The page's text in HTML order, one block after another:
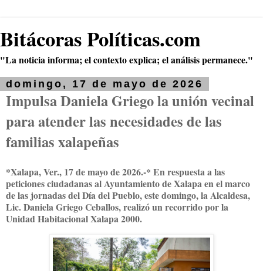
Bitácoras Políticas.com
"La noticia informa; el contexto explica; el análisis permanece."
domingo, 17 de mayo de 2026
Impulsa Daniela Griego la unión vecinal
para atender las necesidades de las
familias xalapeñas
*Xalapa, Ver., 17 de mayo de 2026.-* En respuesta a las
peticiones ciudadanas al Ayuntamiento de Xalapa en el marco
de las jornadas del Día del Pueblo, este domingo, la Alcaldesa,
Lic. Daniela Griego Ceballos, realizó un recorrido por la
Unidad Habitacional Xalapa 2000.